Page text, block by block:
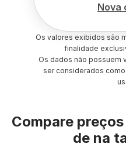
Nova
Os valores exibidos são
finalidade
Os dados não possuem
ser considerados
Compare
de na